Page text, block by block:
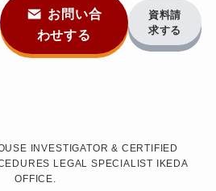
お問い合
わせする
資料請
求する
INVESTIGATOR & CERTIFIED
LEGAL SPECIALIST IKEDA
OFFICE.